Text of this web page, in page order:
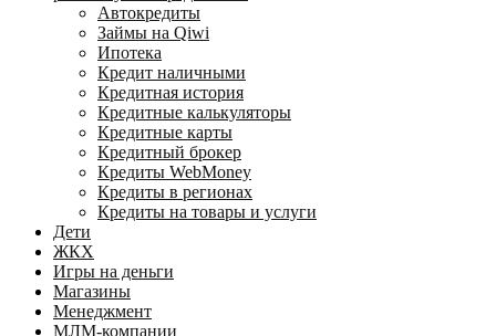
Автокредиты
Займы на Qiwi
Ипотека
Кредит наличными
Кредитная история
Кредитные калькуляторы
Кредитные карты
Кредитный брокер
Кредиты WebMoney
Кредиты в регионах
Кредиты на товары и услуги
Дети
ЖКХ
Игры на деньги
Магазины
Менеджмент
МЛМ-компании